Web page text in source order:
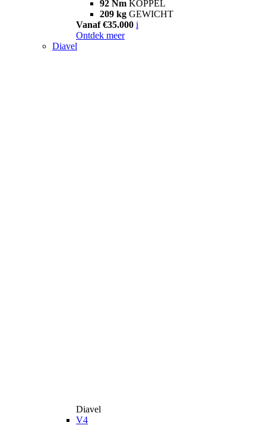
92 Nm KOPPEL
209 kg GEWICHT
Vanaf €35.000 i
Ontdek meer
Diavel
Diavel
V4